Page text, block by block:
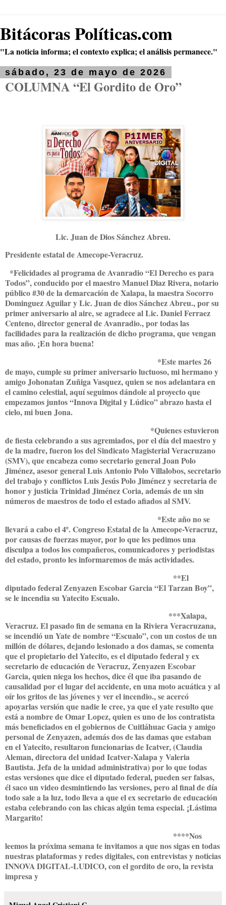
Bitácoras Políticas.com
"La noticia informa; el contexto explica; el análisis permanece."
sábado, 23 de mayo de 2026
COLUMNA “El Gordito de Oro”
Lic. Juan de Dios Sánchez Abreu.
Presidente estatal de Amecope-Veracruz.
*Felicidades al programa de Avanradio “El Derecho es para
Todos”, conducido por el maestro Manuel Diaz Rivera, notario
público #30 de la demarcación de Xalapa, la maestra Socorro
Dominguez Aguilar y Lic. Juan de dios Sánchez Abreu., por su
primer aniversario al aire, se agradece al Lic. Daniel Ferraez
Centeno, director general de Avanradio., por todas las
facilidades para la realización de dicho programa, que vengan
mas año. ¡En hora buena!
*Este martes 26
de mayo, cumple su primer aniversario luctuoso, mi hermano y
amigo Johonatan Zuñiga Vasquez, quien se nos adelantara en
el camino celestial, aquí seguimos dándole al proyecto que
empezamos juntos “Innova Digital y Lúdico” abrazo hasta el
cielo, mi buen Jona.
*Quienes estuvieron
de fiesta celebrando a sus agremiados, por el día del maestro y
de la madre, fueron los del Sindicato Magisterial Veracruzano
(SMV), que encabeza como secretario general Joan Polo
Jiménez, asesor general Luis Antonio Polo Villalobos, secretario
del trabajo y conflictos Luis Jesús Polo Jiménez y secretaria de
honor y justicia Trinidad Jiménez Coria, además de un sin
números de maestros de todo el estado afiados al SMV.
*Este año no se
llevará a cabo el 4ª. Congreso Estatal de la Amecope-Veracruz,
por causas de fuerzas mayor, por lo que les pedimos una
disculpa a todos los compañeros, comunicadores y periodistas
del estado, pronto les informaremos de más actividades.
**El
diputado federal Zenyazen Escobar Garcia “El Tarzan Boy”,
se le incendia su Yatecito Escualo.
***Xalapa,
Veracruz. El pasado fin de semana en la Riviera Veracruzana,
se incendió un Yate de nombre “Escualo”, con un costos de un
millón de dólares, dejando lesionado a dos damas, se comenta
que el propietario del Yatecito, es el diputado federal y ex
secretario de educación de Veracruz, Zenyazen Escobar
Garcia, quien niega los hechos, dice él que iba pasando de
causalidad por el lugar del accidente, en una moto acuática y al
oír los gritos de las jóvenes y ver el incendio., se acercó
apoyarlas versión que nadie le cree, ya que el yate resulto que
está a nombre de Omar Lopez, quien es uno de los contratista
más beneficiados en el gobiernos de Cuitláhuac Gacia y amigo
personal de Zenyazen, además dos de las damas que estaban
en el Yatecito, resultaron funcionarias de Icatver, (Claudia
Aleman, directora del unidad Icatver-Xalapa y Valeria
Bautista. Jefa de la unidad administrativa) por lo que todas
estas versiones que dice el diputado federal, pueden ser falsas,
él saco un video desmintiendo las versiones, pero al final de día
todo sale a la luz, todo lleva a que el ex secretario de educación
estaba celebrando con las chicas algún tema especial. ¡Lástima
Margarito!
****Nos
leemos la próxima semana te invitamos a que nos sigas en todas
nuestras plataformas y redes digitales, con entrevistas y noticias
INNOVA DIGITAL-LUDICO, con el gordito de oro, la revista
impresa y